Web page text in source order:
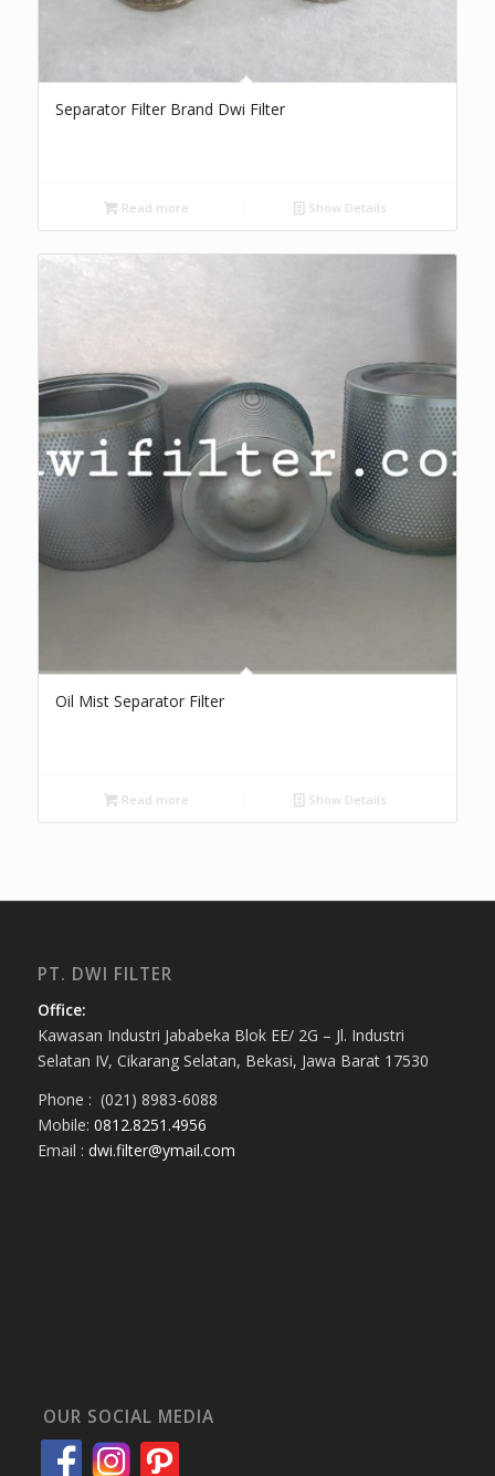
Separator Filter Brand Dwi Filter
Read more Show Details
Oil Mist Separator Filter
Read more Show Details
PT. DWI FILTER
Office:
Kawasan Industri Jababeka Blok EE/ 2G – Jl. Industri
Selatan IV, Cikarang Selatan, Bekasi, Jawa Barat 17530
Phone : (021) 8983-6088
Mobile: 0812.8251.4956
Email : dwi.filter@ymail.com
OUR SOCIAL MEDIA